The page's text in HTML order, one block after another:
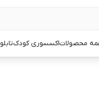
محصولاتاکسسوری کودکتابلو